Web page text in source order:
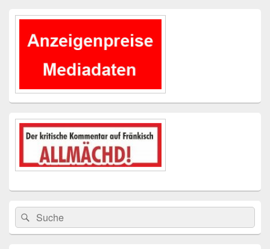
Primärer
Widgetbereich
Suchen
nach:
Suchen